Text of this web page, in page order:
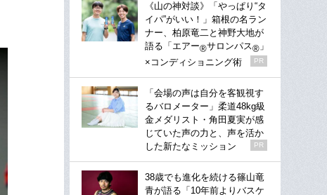
《山の神対談》「やっぱり“タ
イパ”がいい！」箱根の名ラン
ナー、柏原竜二と神野大地が
語る「エアー®サロンパス® 」
×コンディショニング術
PR
「会場の声は自分を客観視す
るバロメーター」柔道48kg級
金メダリスト・角田夏実が感
じていた声の力と、声を活か
した新たなミッション
PR
38歳でも進化を続ける篠山竜
青が語る「10年前よりバスケ